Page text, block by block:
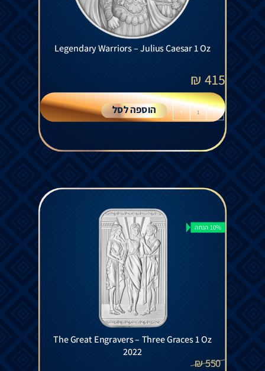
Legendary Warriors – Julius Caesar 1 Oz
415
₪
-
+ הוספה לסל
10% הנחה
The Great Engravers – Three Graces 1 Oz
2022
550
₪